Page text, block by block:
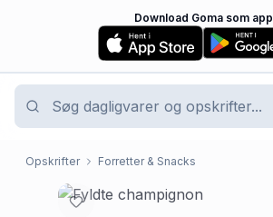
Download Goma som app
Opskrifter Forretter & Snacks